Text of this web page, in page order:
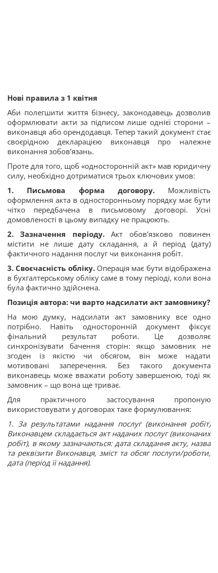
Нові правила з 1 квітня
Аби полегшити життя бізнесу, законодавець дозволив
оформлювати акти за підписом лише однієї сторони –
виконавця або орендодавця. Тепер такий документ стає
своєрідною декларацією виконавця про належне
виконання зобов’язань.
Проте для того, щоб «односторонній акт» мав юридичну
силу, необхідно дотриматися трьох ключових умов:
1. Письмова форма договору. Можливість
оформлення акта в односторонньому порядку має бути
чітко передбачена в письмовому договорі. Усні
домовленості в цьому випадку не працюють.
2. Зазначення періоду.Акт обов’язково повинен
містити не лише дату складання, а й період (дату)
фактичного надання послуг чи виконання робіт.
3. Своєчасність обліку.Операція має бути відображена
в бухгалтерському обліку саме в тому періоді, коли вона
була фактично здійснена.
Позиція автора: чи варто надсилати акт замовнику?
На мою думку, надсилати акт замовнику все одно
потрібно. Навіть односторонній документ фіксує
фінальний результат роботи. Це дозволяє
синхронізувати бачення сторін: якщо замовник не
згоден із якістю чи обсягом, він може надати
мотивовані заперечення. Без такого документа
виконавець може вважати роботу завершеною, тоді як
замовник – що вона ще триває.
Для практичного застосування пропоную
використовувати у договорах таке формулювання:
1. За результатами надання послуг (виконання робіт)
Виконавцем складається акт наданих послуг (виконаних
робіт), в якому зазначаються: дата складання акту, назва
та реквізити Виконавця, зміст та обсяг послуги/роботи,
дата (період її надання).